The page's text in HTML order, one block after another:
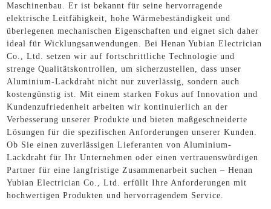
Maschinenbau. Er ist bekannt für seine hervorragende
elektrische Leitfähigkeit, hohe Wärmebeständigkeit und
überlegenen mechanischen Eigenschaften und eignet sich daher
ideal für Wicklungsanwendungen. Bei Henan Yubian Electrician
Co., Ltd. setzen wir auf fortschrittliche Technologie und
strenge Qualitätskontrollen, um sicherzustellen, dass unser
Aluminium-Lackdraht nicht nur zuverlässig, sondern auch
kostengünstig ist. Mit einem starken Fokus auf Innovation und
Kundenzufriedenheit arbeiten wir kontinuierlich an der
Verbesserung unserer Produkte und bieten maßgeschneiderte
Lösungen für die spezifischen Anforderungen unserer Kunden.
Ob Sie einen zuverlässigen Lieferanten von Aluminium-
Lackdraht für Ihr Unternehmen oder einen vertrauenswürdigen
Partner für eine langfristige Zusammenarbeit suchen – Henan
Yubian Electrician Co., Ltd. erfüllt Ihre Anforderungen mit
hochwertigen Produkten und hervorragendem Service.